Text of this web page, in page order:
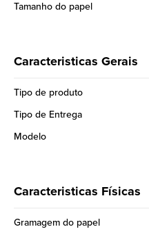
Certificação da cadeia de
Tamanho do papel
Caracteristicas Gerais
Tipo de produto
Tipo de Entrega
Modelo
Caracteristicas Físicas
Gramagem do papel